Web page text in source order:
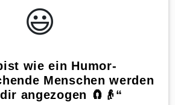
😃️
wie ein Humor-
Menschen werden
angezogen 🧲👴“